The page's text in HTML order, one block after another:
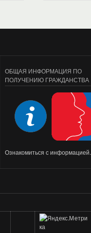
ОБЩАЯ ИНФОРМАЦИЯ ПО
ПОЛУЧЕНИЮ ГРАЖДАНСТВА
Ознакомиться с